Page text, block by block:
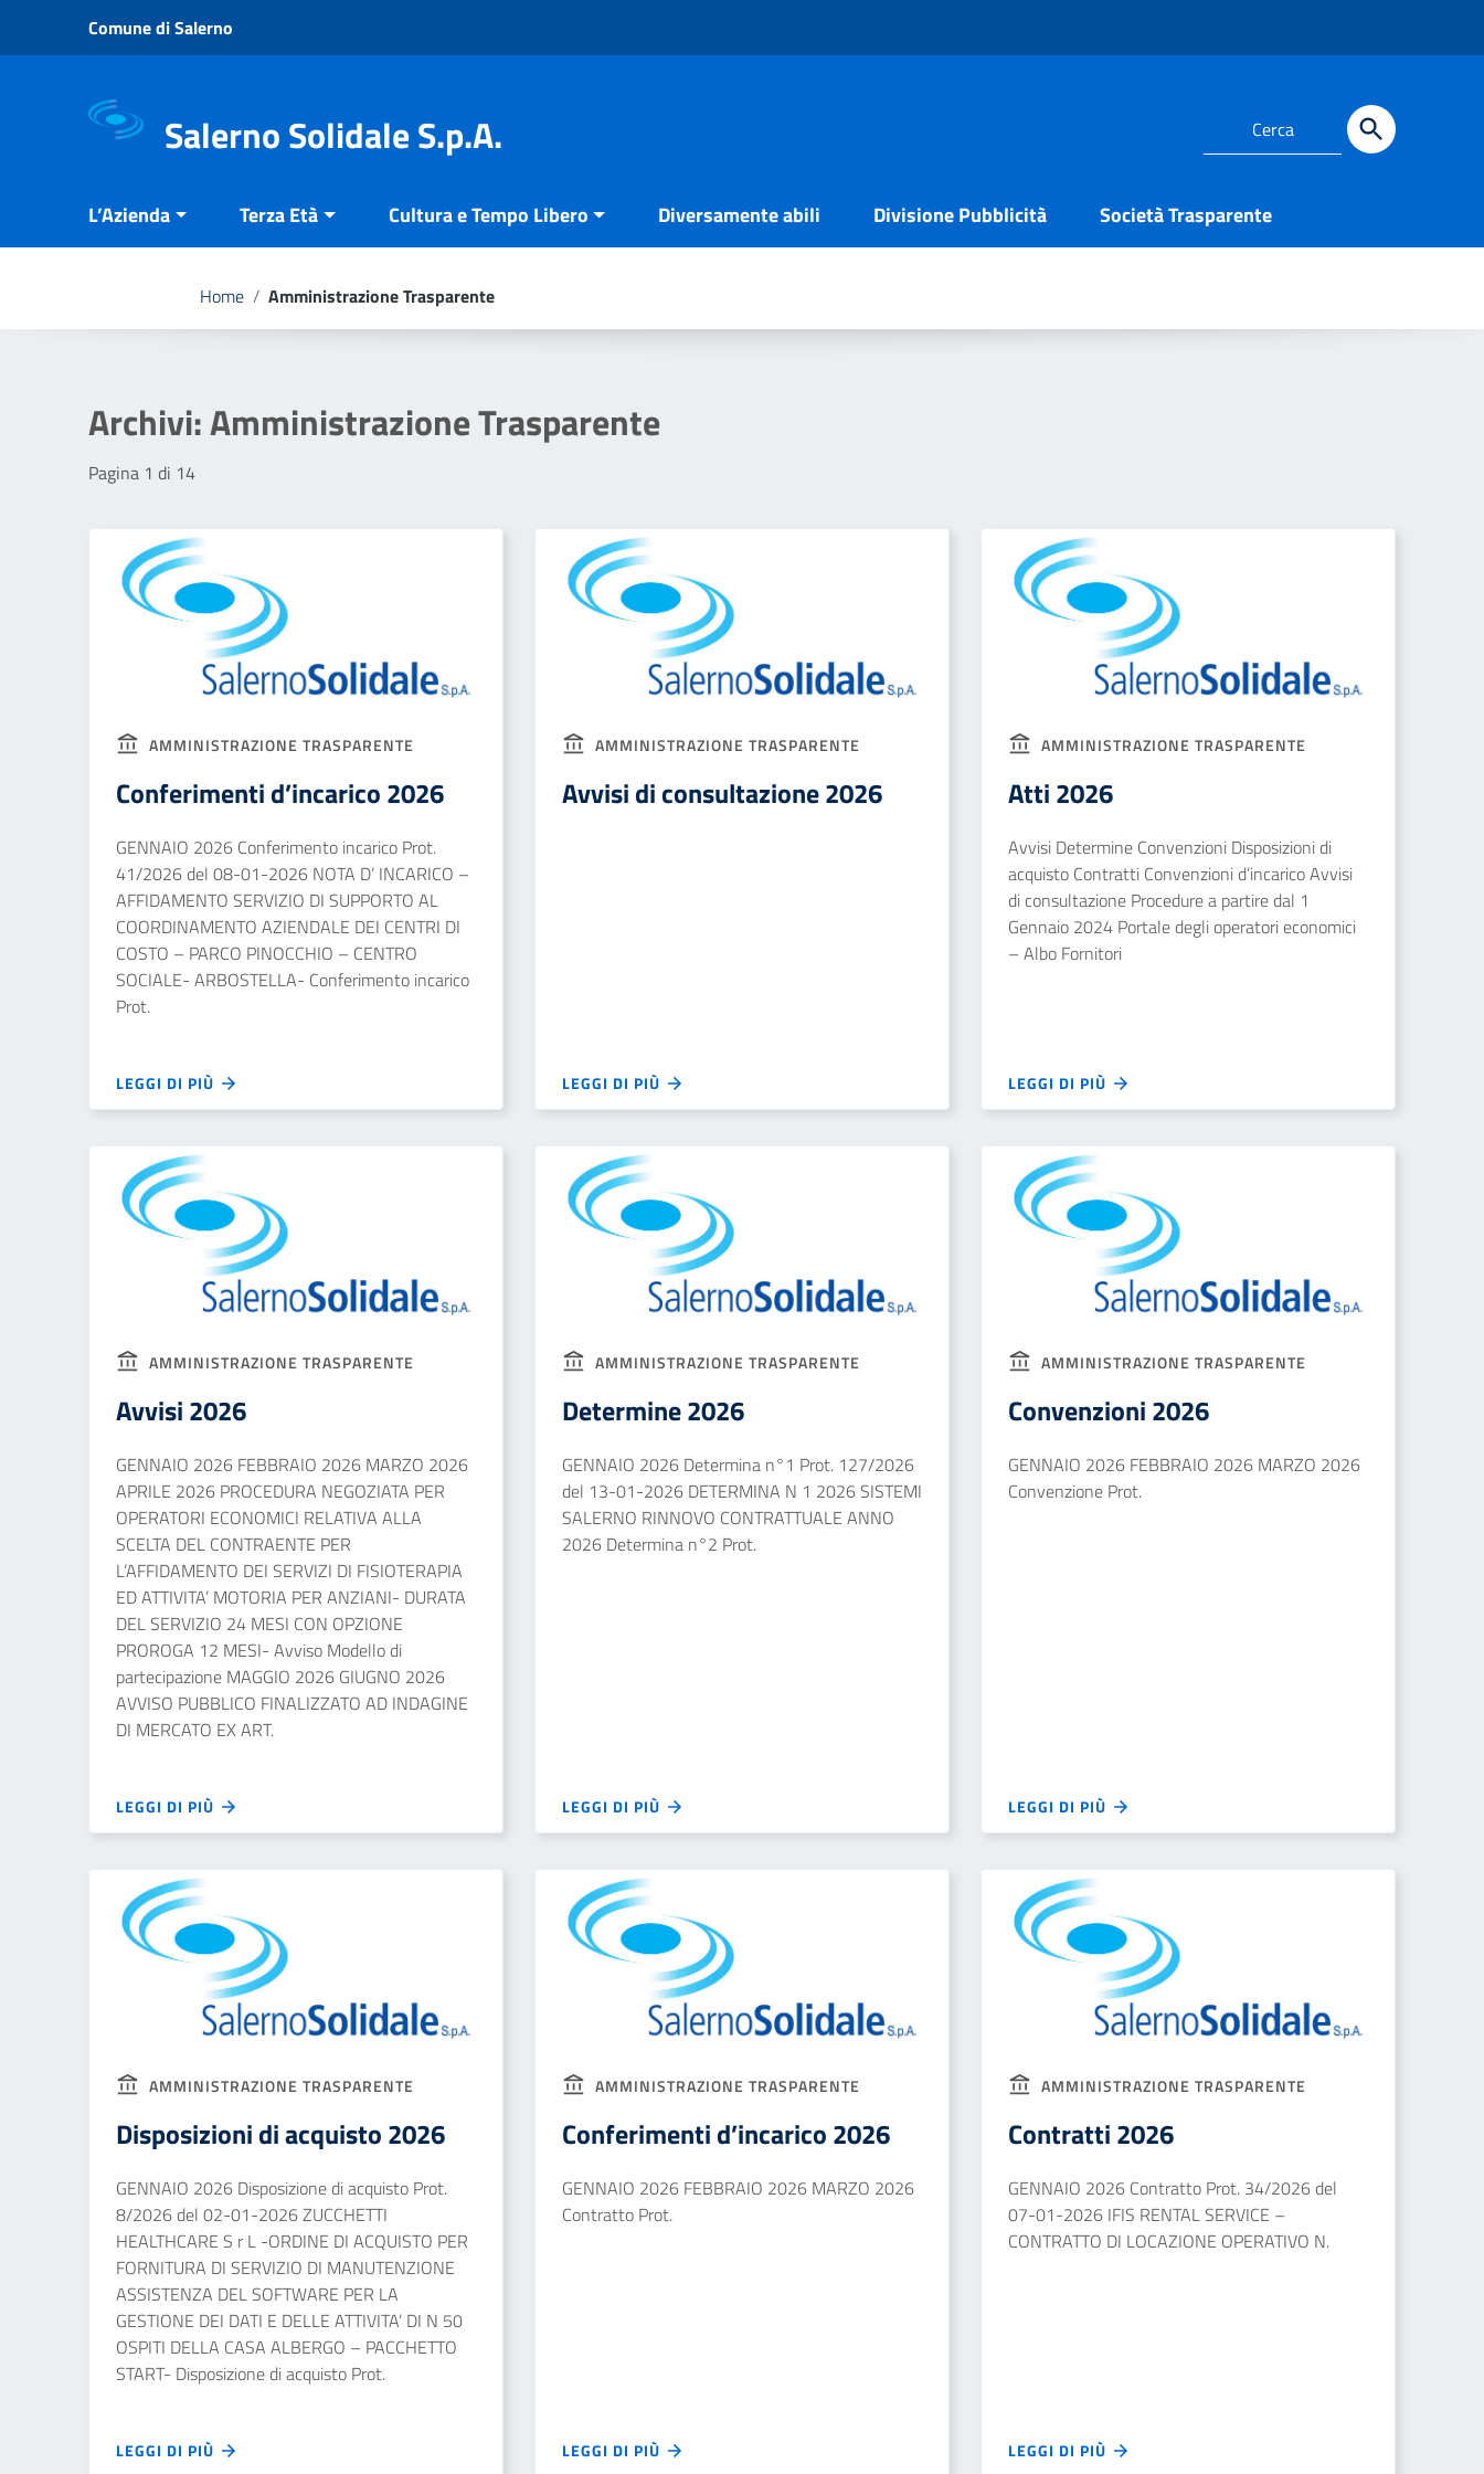
Vai ai contenuti
Vai al menu di navigazione
Comune di Salerno
Salerno Solidale S.p.A.
L’Azienda Terza Età Cultura e Tempo Libero Diversamente abili Divisione Pubblicità Società Trasparente
Home / Amministrazione Trasparente
Archivi:Amministrazione Trasparente
Pagina 1 di 14
AMMINISTRAZIONE TRASPARENTE
Conferimenti d’incarico 2026
GENNAIO 2026 Conferimento incarico Prot.
41/2026 del 08-01-2026 NOTA D’ INCARICO –
AFFIDAMENTO SERVIZIO DI SUPPORTO AL
COORDINAMENTO AZIENDALE DEI CENTRI DI
COSTO – PARCO PINOCCHIO – CENTRO
SOCIALE- ARBOSTELLA- Conferimento incarico
Prot.
LEGGI DI PIÙ
AMMINISTRAZIONE TRASPARENTE
Avvisi di consultazione 2026
LEGGI DI PIÙ
AMMINISTRAZIONE TRASPARENTE
Atti 2026
Avvisi Determine Convenzioni Disposizioni di
acquisto Contratti Convenzioni d’incarico Avvisi
di consultazione Procedure a partire dal 1
Gennaio 2024 Portale degli operatori economici
– Albo Fornitori
LEGGI DI PIÙ
AMMINISTRAZIONE TRASPARENTE
Avvisi 2026
GENNAIO 2026 FEBBRAIO 2026 MARZO 2026
APRILE 2026 PROCEDURA NEGOZIATA PER
OPERATORI ECONOMICI RELATIVA ALLA
SCELTA DEL CONTRAENTE PER
L’AFFIDAMENTO DEI SERVIZI DI FISIOTERAPIA
ED ATTIVITA’ MOTORIA PER ANZIANI- DURATA
DEL SERVIZIO 24 MESI CON OPZIONE
PROROGA 12 MESI- Avviso Modello di
partecipazione MAGGIO 2026 GIUGNO 2026
AVVISO PUBBLICO FINALIZZATO AD INDAGINE
DI MERCATO EX ART.
LEGGI DI PIÙ
AMMINISTRAZIONE TRASPARENTE
Determine 2026
GENNAIO 2026 Determina n°1 Prot. 127/2026
del 13-01-2026 DETERMINA N 1 2026 SISTEMI
SALERNO RINNOVO CONTRATTUALE ANNO
2026 Determina n°2 Prot.
LEGGI DI PIÙ
AMMINISTRAZIONE TRASPARENTE
Convenzioni 2026
GENNAIO 2026 FEBBRAIO 2026 MARZO 2026
Convenzione Prot.
LEGGI DI PIÙ
AMMINISTRAZIONE TRASPARENTE
Disposizioni di acquisto 2026
GENNAIO 2026 Disposizione di acquisto Prot.
8/2026 del 02-01-2026 ZUCCHETTI
HEALTHCARE S r L -ORDINE DI ACQUISTO PER
FORNITURA DI SERVIZIO DI MANUTENZIONE
ASSISTENZA DEL SOFTWARE PER LA
GESTIONE DEI DATI E DELLE ATTIVITA’ DI N 50
OSPITI DELLA CASA ALBERGO – PACCHETTO
START- Disposizione di acquisto Prot.
LEGGI DI PIÙ
AMMINISTRAZIONE TRASPARENTE
Conferimenti d’incarico 2026
GENNAIO 2026 FEBBRAIO 2026 MARZO 2026
Contratto Prot.
LEGGI DI PIÙ
AMMINISTRAZIONE TRASPARENTE
Contratti 2026
GENNAIO 2026 Contratto Prot. 34/2026 del
07-01-2026 IFIS RENTAL SERVICE –
CONTRATTO DI LOCAZIONE OPERATIVO N.
LEGGI DI PIÙ